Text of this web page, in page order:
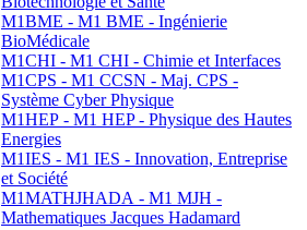
M1BME - M1 BME - Ingénierie
BioMédicale
M1CHI - M1 CHI - Chimie et Interfaces
M1CPS - M1 CCSN - Maj. CPS -
Système Cyber Physique
M1HEP - M1 HEP - Physique des Hautes
Energies
M1IES - M1 IES - Innovation, Entreprise
et Société
M1MATHJHADA - M1 MJH -
Mathematiques Jacques Hadamard